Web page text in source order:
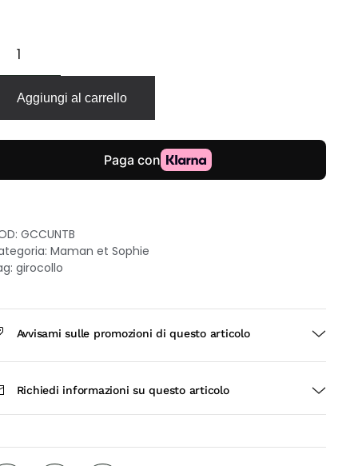
Aggiungi al carrello
GCCUNTB
Maman et Sophie
girocollo
Avvisami sulle promozioni di questo articolo
Richiedi informazioni su questo articolo